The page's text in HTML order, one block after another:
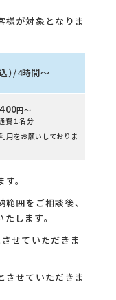
が対象となりま
）/4時間〜
円〜
費１名分
用をお願いしておりま
。
囲をご相談後、
します。
せていただきま
せていただきま